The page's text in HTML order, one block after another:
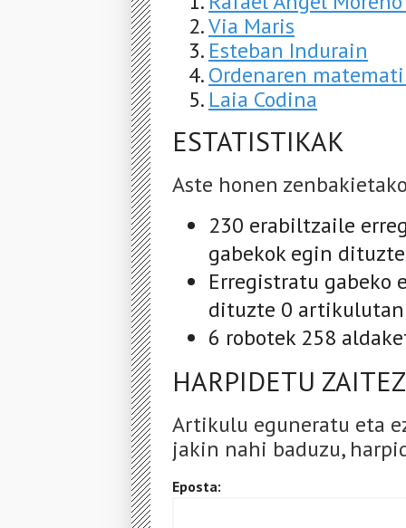
Via Maris
Esteban Indurain
Ordenaren
Laia Codina
ESTATISTIKAK
Aste honen
230 erabiltzaile
gabekok egin
Erregistratu gabeko
dituzte 0 artikulutan
6 robotek 258
HARPIDETU ZAITEZ
Artikulu eguneratu eta
jakin nahi baduzu,
Eposta: